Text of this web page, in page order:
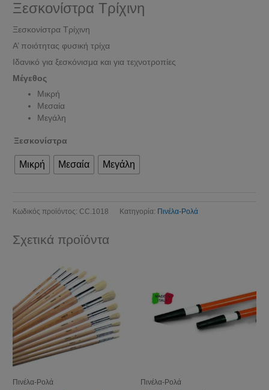
Ξεσκονίστρα Τρίχινη
Ξεσκονίστρα Τρίχινη
Α’ ποιότητας φυσική τρίχα
Ιδανικό για ξεσκόνισμα και για τεχνοτροπίες
Μέγεθος
Μικρή
Μεσαία
Μεγάλη
Ξεσκονίστρα
Μικρή Μεσαία Μεγάλη
Κωδικός προϊόντος: CC.1018 Κατηγορία: Πινέλα-Ρολά
Σχετικά προϊόντα
Πινέλα-Ρολά Πινέλα-Ρολά